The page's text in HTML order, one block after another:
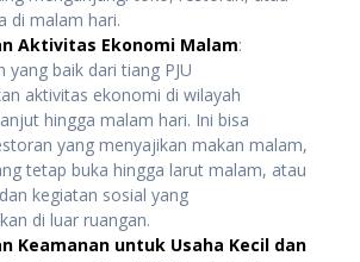
di malam hari.
Aktivitas Ekonomi Malam:
yang baik dari tiang PJU
aktivitas ekonomi di wilayah
hingga malam hari. Ini bisa
yang menyajikan makan malam,
tetap buka hingga larut malam, atau
kegiatan sosial yang
di luar ruangan.
Keamanan untuk Usaha Kecil dan